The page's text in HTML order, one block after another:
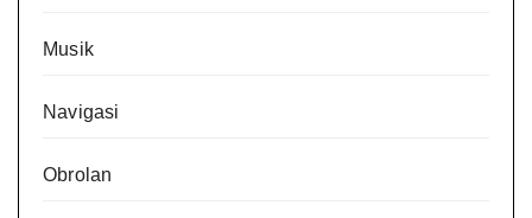
Musik
Navigasi
Obrolan